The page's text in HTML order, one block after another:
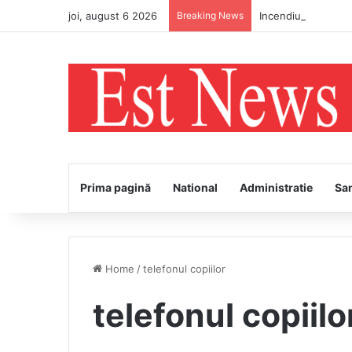
joi, august 6 2026 Breaking News Incendiu de
Prima pagină National Administratie
Home /telefonul copiilor
telefonul